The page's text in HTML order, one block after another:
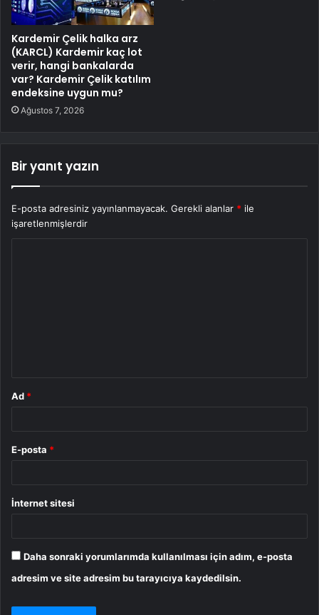
Kardemir Çelik halka arz
(KARCL) Kardemir kaç lot
verir, hangi bankalarda
var? Kardemir Çelik katılım
endeksine uygun mu?
Ağustos 7, 2026
Bir yanıt yazın
E-posta adresiniz yayınlanmayacak. Gerekli alanlar * ile
işaretlenmişlerdir
Ad *
E-posta *
İnternet sitesi
Daha sonraki yorumlarımda kullanılması için adım, e-posta
adresim ve site adresim bu tarayıcıya kaydedilsin.